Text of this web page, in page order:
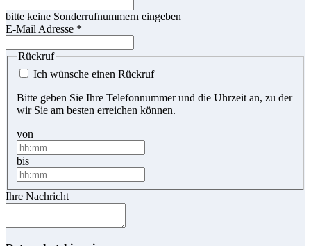
bitte keine Sonderrufnummern eingeben
E-Mail Adresse *
Rückruf
Ich wünsche einen Rückruf
Bitte geben Sie Ihre Telefonnummer und die Uhrzeit an, zu der
wir Sie am besten erreichen können.
von
bis
Ihre Nachricht